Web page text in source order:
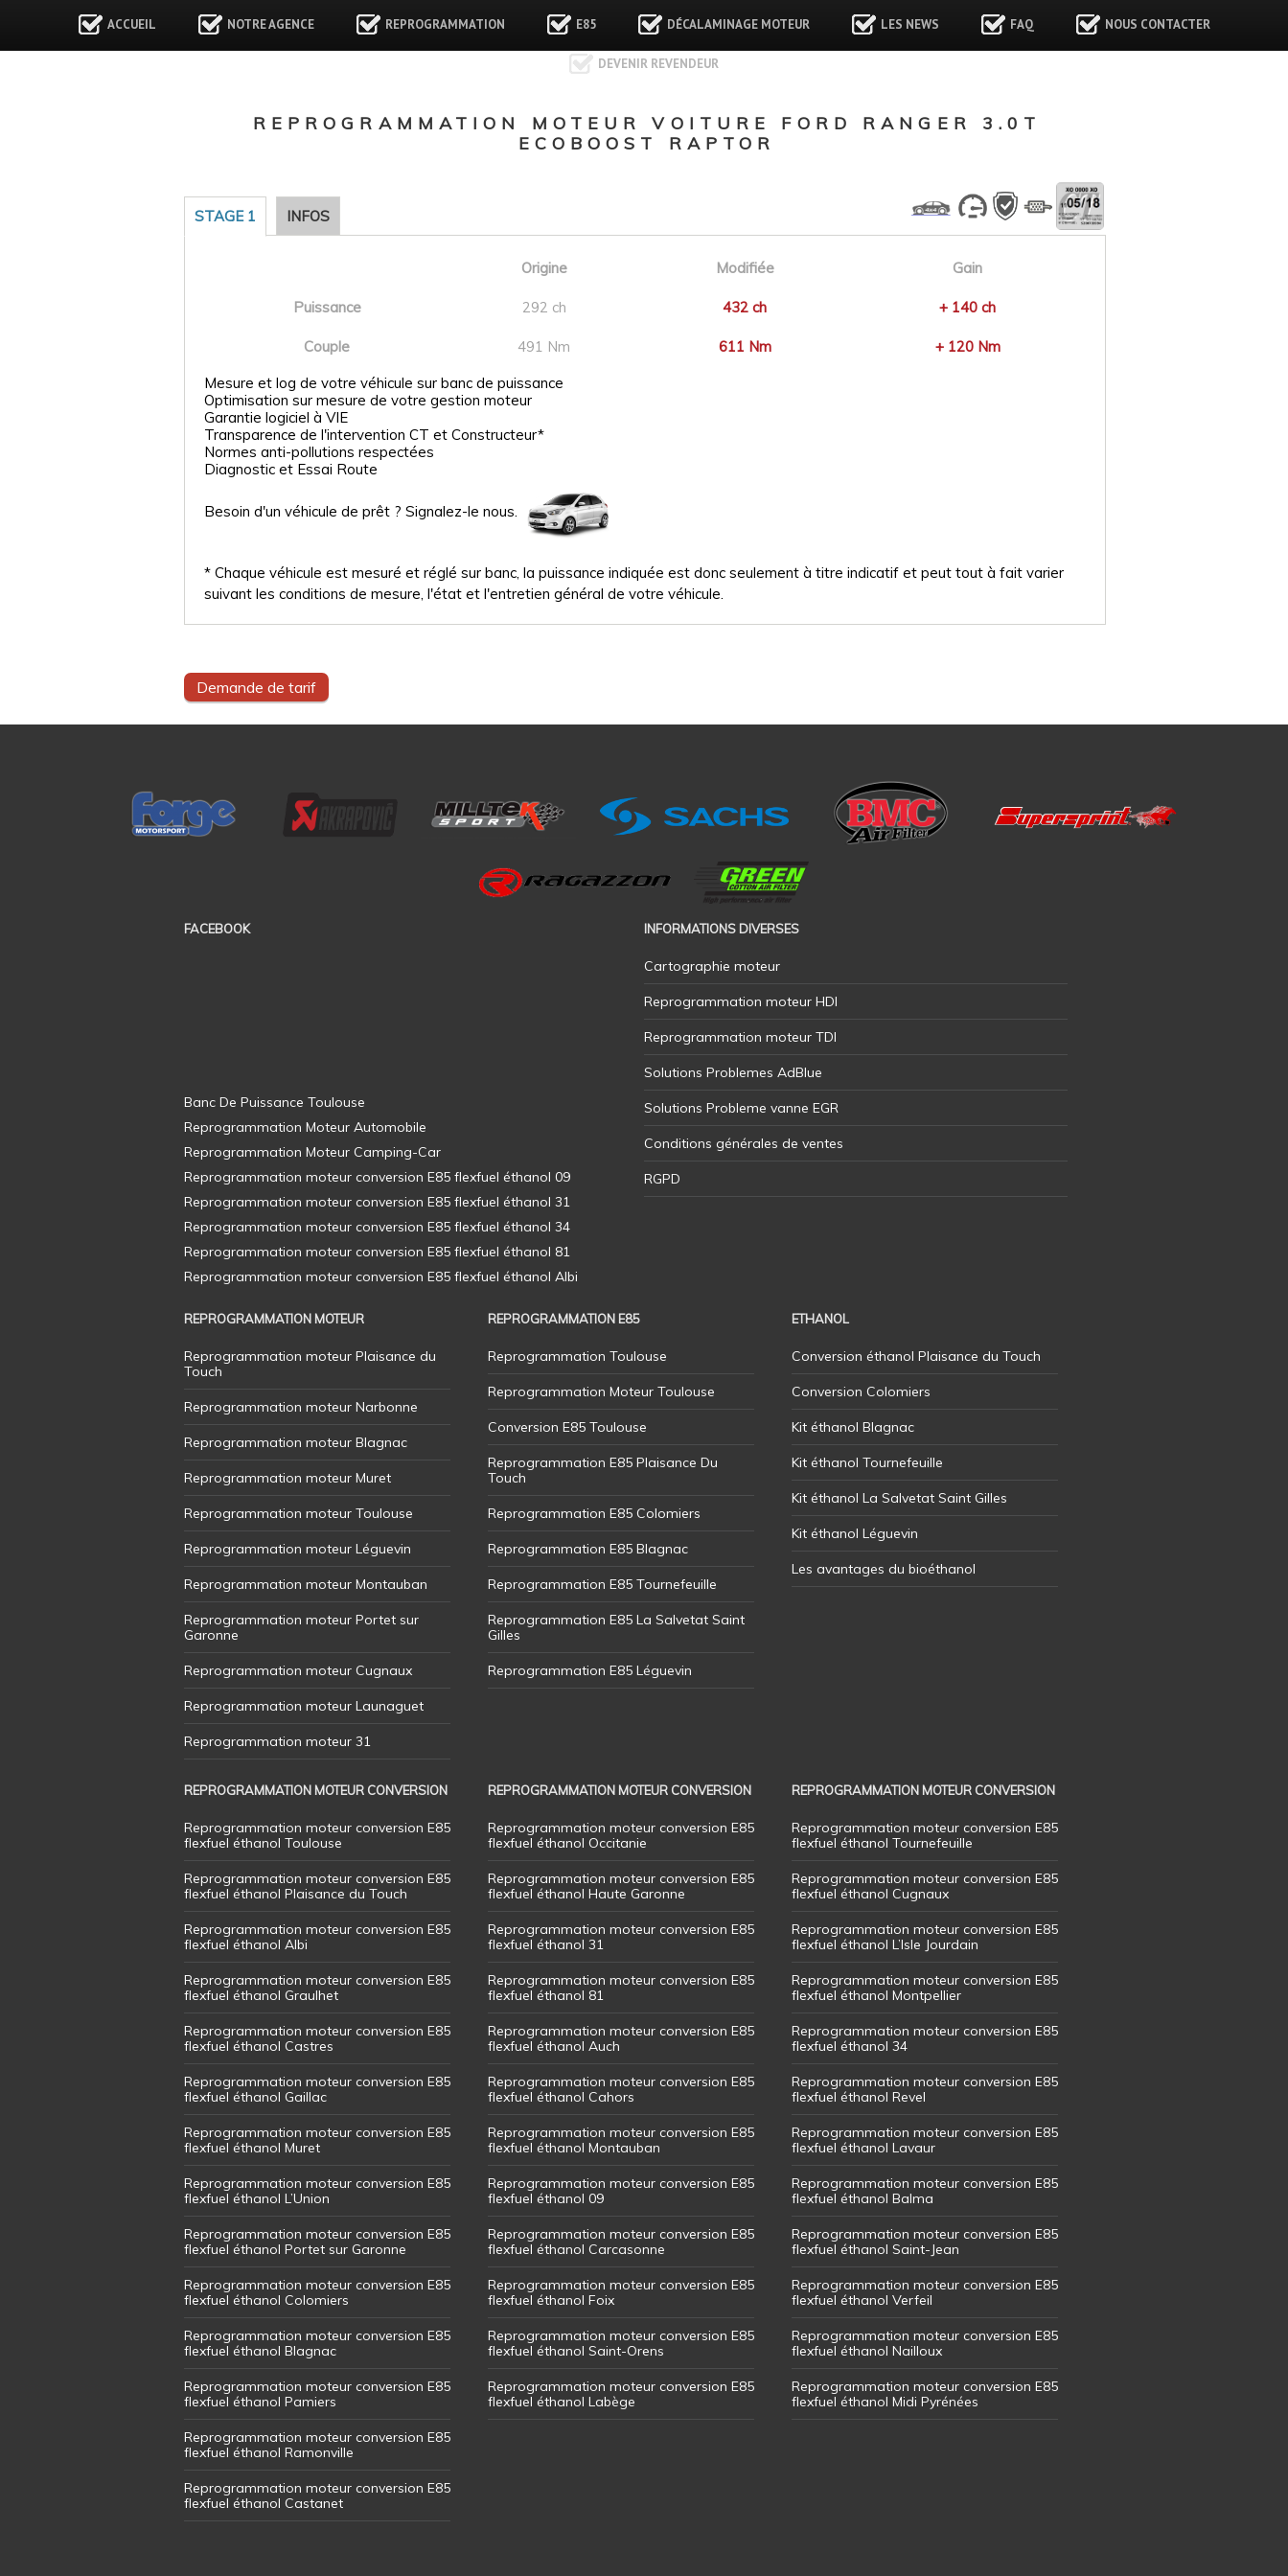
ACCUEIL NOTRE AGENCE REPROGRAMMATION E85 DÉCALAMINAGE MOTEUR LES NEWS FAQ NOUS CONTACTER
DEVENIR REVENDEUR
REPROGRAMMATION MOTEUR VOITURE FORD RANGER 3.0T
ECOBOOST RAPTOR
STAGE 1 INFOS
Origine Modifiée Gain
Puissance 292 ch 432 ch + 140 ch
Couple 491 Nm 611 Nm
+ 120 Nm
Mesure et log de votre véhicule sur banc de puissance
Optimisation sur mesure de votre gestion moteur
Garantie logiciel à VIE
Transparence de l'intervention CT et Constructeur*
Normes anti-pollutions respectées
Diagnostic et Essai Route
Besoin d'un véhicule de prêt ? Signalez-le nous.
* Chaque véhicule est mesuré et réglé sur banc, la puissance indiquée est donc seulement à titre indicatif et peut tout à fait varier
suivant les conditions de mesure, l'état et l'entretien général de votre véhicule.
Demande de tarif
FACEBOOK INFORMATIONS DIVERSES
Cartographie moteur
Reprogrammation moteur HDI
Reprogrammation moteur TDI
Solutions Problemes AdBlue
Solutions Probleme vanne EGR
Conditions générales de ventes
RGPD
REPROGRAMMATION MOTEUR
Reprogrammation moteur Plaisance du
Touch
Reprogrammation moteur Narbonne
Reprogrammation moteur Blagnac
Reprogrammation moteur Muret
Reprogrammation moteur Toulouse
Reprogrammation moteur Léguevin
Reprogrammation moteur Montauban
Reprogrammation moteur Portet sur
Garonne
Reprogrammation moteur Cugnaux
Reprogrammation moteur Launaguet
Reprogrammation moteur 31
REPROGRAMMATION E85
Reprogrammation Toulouse
Reprogrammation Moteur Toulouse
Conversion E85 Toulouse
Reprogrammation E85 Plaisance Du
Touch
Reprogrammation E85 Colomiers
Reprogrammation E85 Blagnac
Reprogrammation E85 Tournefeuille
Reprogrammation E85 La Salvetat Saint
Gilles
Reprogrammation E85 Léguevin
ETHANOL
Conversion éthanol Plaisance du Touch
Conversion Colomiers
Kit éthanol Blagnac
Kit éthanol Tournefeuille
Kit éthanol La Salvetat Saint Gilles
Kit éthanol Léguevin
Les avantages du bioéthanol
REPROGRAMMATION MOTEUR CONVERSION
Reprogrammation moteur conversion E85
flexfuel éthanol Toulouse
Reprogrammation moteur conversion E85
flexfuel éthanol Plaisance du Touch
Reprogrammation moteur conversion E85
flexfuel éthanol Albi
Reprogrammation moteur conversion E85
flexfuel éthanol Graulhet
Reprogrammation moteur conversion E85
flexfuel éthanol Castres
Reprogrammation moteur conversion E85
flexfuel éthanol Gaillac
Reprogrammation moteur conversion E85
flexfuel éthanol Muret
Reprogrammation moteur conversion E85
flexfuel éthanol L’Union
Reprogrammation moteur conversion E85
flexfuel éthanol Portet sur Garonne
Reprogrammation moteur conversion E85
flexfuel éthanol Colomiers
Reprogrammation moteur conversion E85
flexfuel éthanol Blagnac
Reprogrammation moteur conversion E85
flexfuel éthanol Pamiers
Reprogrammation moteur conversion E85
flexfuel éthanol Ramonville
Reprogrammation moteur conversion E85
flexfuel éthanol Castanet
REPROGRAMMATION MOTEUR CONVERSION
Reprogrammation moteur conversion E85
flexfuel éthanol Occitanie
Reprogrammation moteur conversion E85
flexfuel éthanol Haute Garonne
Reprogrammation moteur conversion E85
flexfuel éthanol 31
Reprogrammation moteur conversion E85
flexfuel éthanol 81
Reprogrammation moteur conversion E85
flexfuel éthanol Auch
Reprogrammation moteur conversion E85
flexfuel éthanol Cahors
Reprogrammation moteur conversion E85
flexfuel éthanol Montauban
Reprogrammation moteur conversion E85
flexfuel éthanol 09
Reprogrammation moteur conversion E85
flexfuel éthanol Carcasonne
Reprogrammation moteur conversion E85
flexfuel éthanol Foix
Reprogrammation moteur conversion E85
flexfuel éthanol Saint-Orens
Reprogrammation moteur conversion E85
flexfuel éthanol Labège
REPROGRAMMATION MOTEUR CONVERSION
Reprogrammation moteur conversion E85
flexfuel éthanol Tournefeuille
Reprogrammation moteur conversion E85
flexfuel éthanol Cugnaux
Reprogrammation moteur conversion E85
flexfuel éthanol L’Isle Jourdain
Reprogrammation moteur conversion E85
flexfuel éthanol Montpellier
Reprogrammation moteur conversion E85
flexfuel éthanol 34
Reprogrammation moteur conversion E85
flexfuel éthanol Revel
Reprogrammation moteur conversion E85
flexfuel éthanol Lavaur
Reprogrammation moteur conversion E85
flexfuel éthanol Balma
Reprogrammation moteur conversion E85
flexfuel éthanol Saint-Jean
Reprogrammation moteur conversion E85
flexfuel éthanol Verfeil
Reprogrammation moteur conversion E85
flexfuel éthanol Nailloux
Reprogrammation moteur conversion E85
flexfuel éthanol Midi Pyrénées
Banc De Puissance Toulouse
Reprogrammation Moteur Automobile
Reprogrammation Moteur Camping-Car
Reprogrammation moteur conversion E85 flexfuel éthanol 09
Reprogrammation moteur conversion E85 flexfuel éthanol 31
Reprogrammation moteur conversion E85 flexfuel éthanol 34
Reprogrammation moteur conversion E85 flexfuel éthanol 81
Reprogrammation moteur conversion E85 flexfuel éthanol Albi